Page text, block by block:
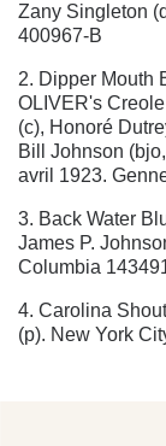
Zany Singleton
400967-B
2. Dipper Mouth
OLIVER's
(c), Honoré
Bill Johnson
avril 1923.
3. Back Water
James P.
Columbia
4. Carolina
(p). New York